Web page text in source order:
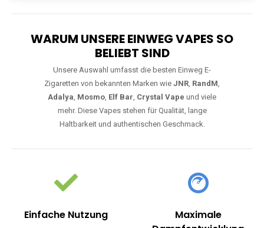
WARUM UNSERE EINWEG VAPES SO
BELIEBT SIND
Unsere Auswahl umfasst die besten Einweg E-
Zigaretten von bekannten Marken wie JNR, RandM,
Adalya, Mosmo, Elf Bar , Crystal Vape und viele
mehr. Diese Vapes stehen für Qualität, lange
Haltbarkeit und authentischen Geschmack.
Einfache Nutzung
Maximale